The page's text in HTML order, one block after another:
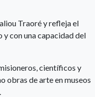
Traoré y refleja el
con una capacidad del
científicos y
obras de arte en museos